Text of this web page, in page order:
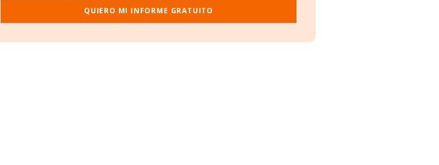
QUIERO MI INFORME GRATUITO